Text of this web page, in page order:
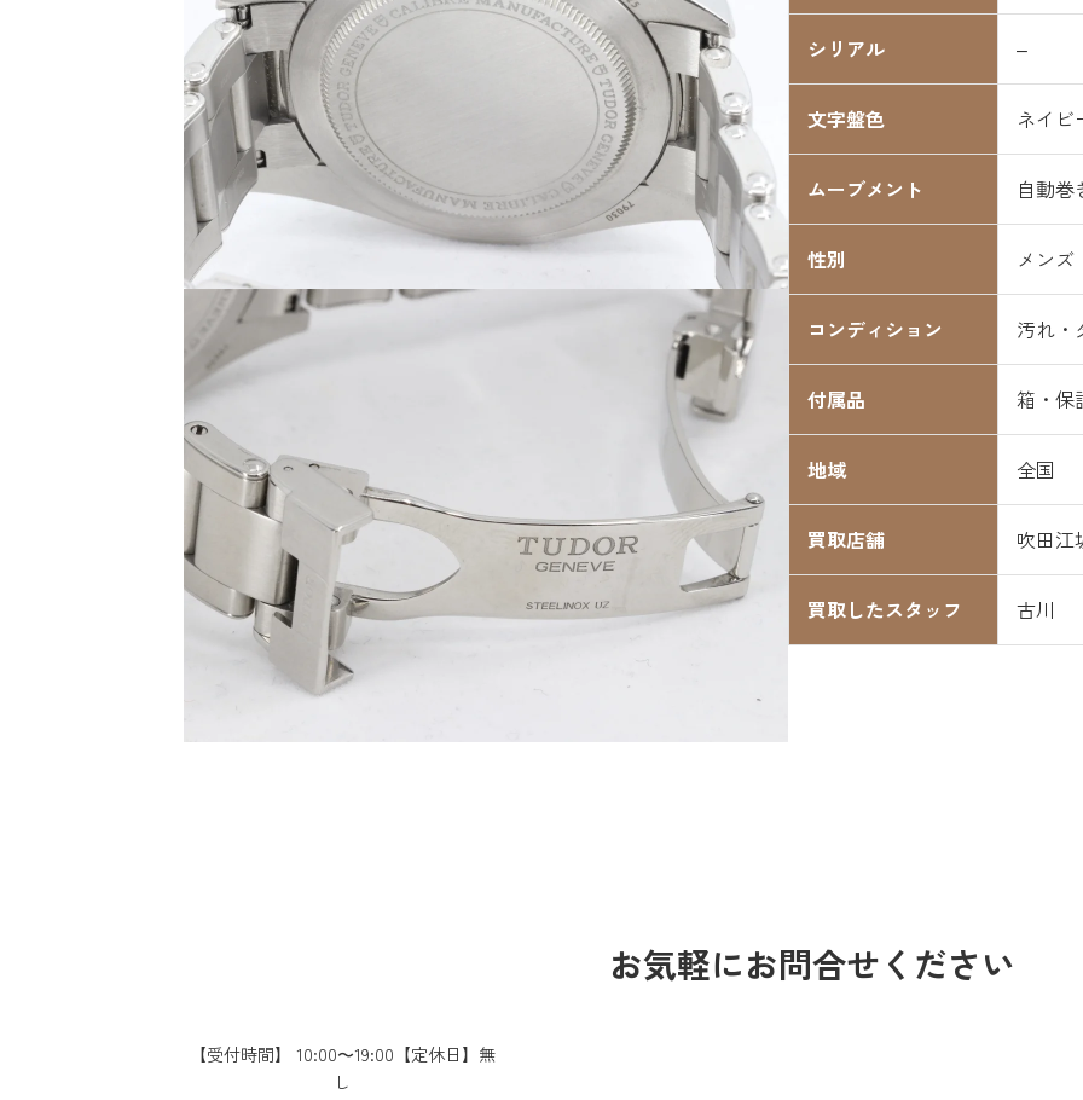
シリアル –
文字盤色 ネイビ
ムーブメント 自動巻
性別 メンズ
コンディション 汚れ・
付属品 箱・保
地域 全国
買取店舗 吹田江
買取したスタッフ 古川
お気軽にお問合せください
【受付時間】 10:00〜19:00【定休日】無
し